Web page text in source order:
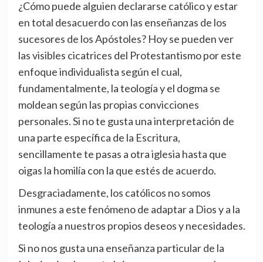
¿Cómo puede alguien declararse católico y estar
en total desacuerdo con las enseñanzas de los
sucesores de los Apóstoles? Hoy se pueden ver
las visibles cicatrices del Protestantismo por este
enfoque individualista según el cual,
fundamentalmente, la teología y el dogma se
moldean según las propias convicciones
personales. Si no te gusta una interpretación de
una parte específica de la Escritura,
sencillamente te pasas a otra iglesia hasta que
oigas la homilía con la que estés de acuerdo.
Desgraciadamente, los católicos no somos
inmunes a este fenómeno de adaptar a Dios y a la
teología a nuestros propios deseos y necesidades.
Si no nos gusta una enseñanza particular de la